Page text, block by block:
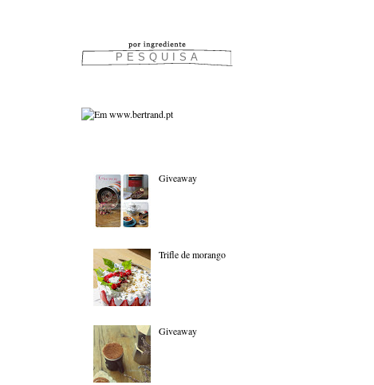
Giveaway
Trifle de morango
Giveaway